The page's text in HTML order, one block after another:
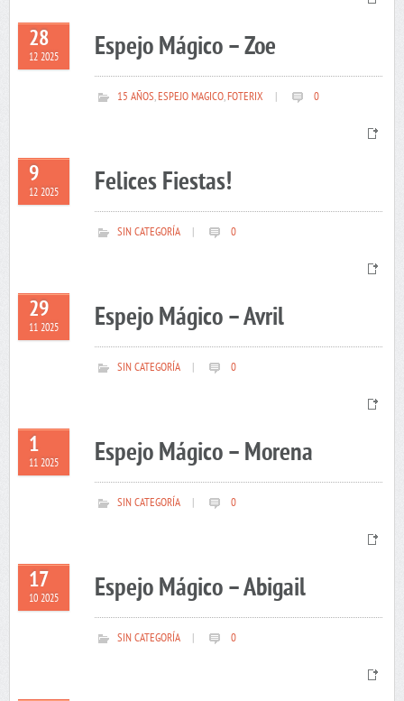
28
12 2025 Espejo Mágico – Zoe
15 AÑOS,ESPEJO MAGICO,FOTERIX 0
9
12 2025 Felices Fiestas!
SIN CATEGORÍA 0
29
11 2025 Espejo Mágico – Avril
SIN CATEGORÍA 0
1
11 2025 Espejo Mágico – Morena
SIN CATEGORÍA 0
17
10 2025 Espejo Mágico – Abigail
SIN CATEGORÍA 0